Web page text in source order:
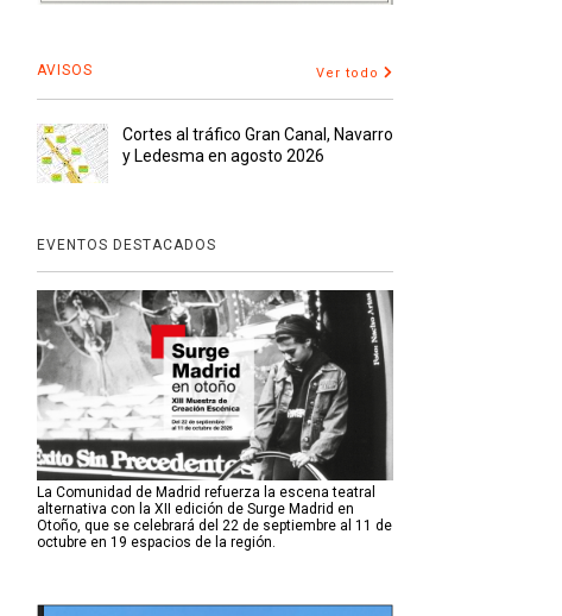
AVISOS Ver todo
Cortes al tráfico Gran Canal, Navarro
y Ledesma en agosto 2026
EVENTOS DESTACADOS
La Comunidad de Madrid refuerza la escena teatral
alternativa con la XII edición de Surge Madrid en
Otoño, que se celebrará del 22 de septiembre al 11 de
octubre en 19 espacios de la región.